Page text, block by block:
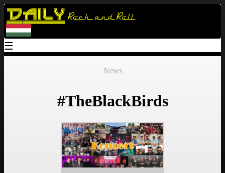
Daily Rock and Roll
☰
News
#TheBlackBirds